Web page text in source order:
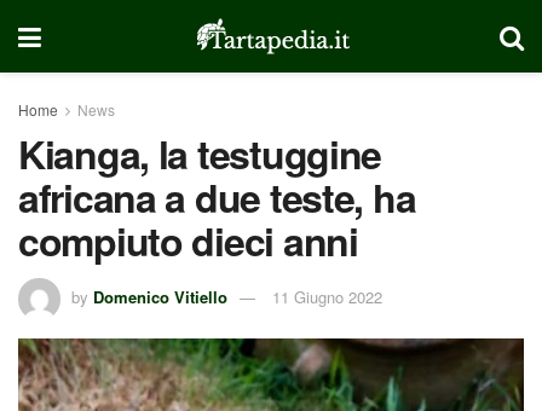
Home News
Kianga, la testuggine
africana a due teste, ha
compiuto dieci anni
by Domenico Vitiello 11 Giugno 2022